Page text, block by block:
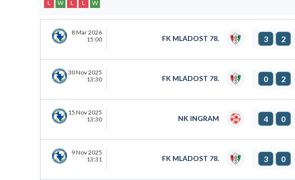
L W L L W
8 Mar 2026
15:00
FK MLADOST 78. 3 2
30 Nov 2025
13:30
FK MLADOST 78. 0 2
15 Nov 2025
13:30
NK INGRAM 4 0
9 Nov 2025
13:31
FK MLADOST 78. 3 0